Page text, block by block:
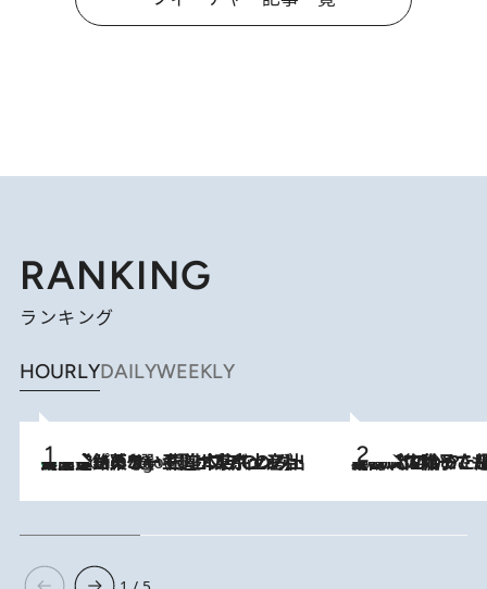
RANKING
ランキング
HOURLYDAILYWEEKLY
4 Hours Ago
【間違いのない王道・東京土産】資生堂パーラー 銀座本店でのみ出会える銘菓5選《極上プディング・濃厚チーズケーキ・ボンボンショコラほか》 2026.8.5
【阿川佐和子さんの年とる力】なぜ70代で始めた趣味は“こんなに楽しい”のか？ ピアノ、俳句…スランプに陥っても続けられる“ある秘訣”とは